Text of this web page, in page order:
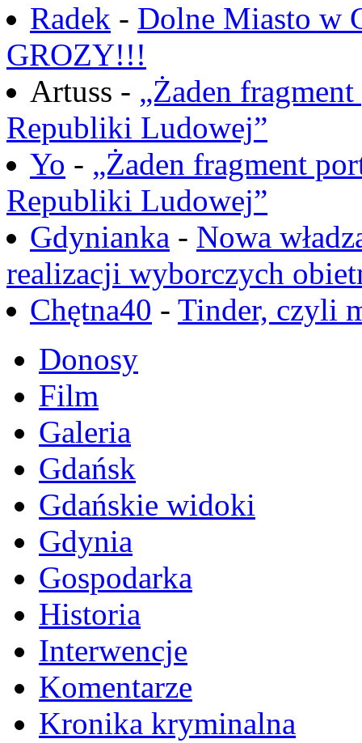
Radek - Dolne Miasto w
GROZY!!!
Artuss - „Żaden
Republiki Ludowej”
Yo - „Żaden fragment
Republiki Ludowej”
Gdynianka - Nowa
realizacji wyborczych
Chętna40 - Tinder, czyli
Donosy
Film
Galeria
Gdańsk
Gdańskie widoki
Gdynia
Gospodarka
Historia
Interwencje
Komentarze
Kronika kryminalna